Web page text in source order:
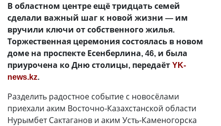
В областном центре ещё тридцать семей
сделали важный шаг к новой жизни — им
вручили ключи от собственного жилья.
Торжественная церемония состоялась в новом
доме на проспекте Есенберлина, 46, и была
приурочена ко Дню столицы, передаётYK-
news.kz.
Разделить радостное событие с новосёлами
приехали аким Восточно-Казахстанской области
Нурымбет Сактаганов и аким Усть-Каменогорска